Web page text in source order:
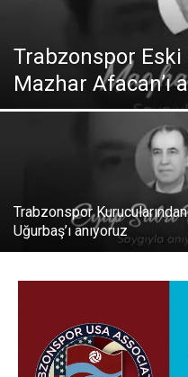
Trabzonspor Eski
Mazhar Afacan’ı
Trabzonspor
Uğurbaş’ı anıyoruz